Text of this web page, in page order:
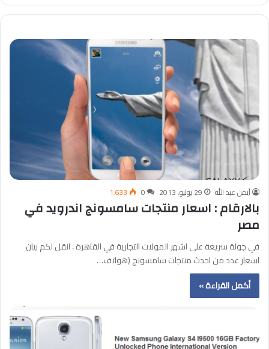
أيمن عبد الله 29 يوليو, 2013 0 1٬633
بالارقام : اسعار منتجات سامسونج اندرويد في
مصر
في جولة سريعة على اشهر المولات التجارية في القاهرة ، انقل لكم بيان
اسعار عدد من احدث منتجات سامسونج (هواتف…
أكمل القراءة »